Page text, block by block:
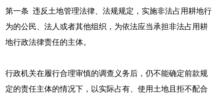
第一条 违反土地管理法律、法规规定，实施非法占用耕地行
为的公民、法人或者其他组织，为依法应当承担非法占用耕
地行政法律责任的主体。
行政机关在履行合理审慎的调查义务后，仍不能确定前款规
定的责任主体的情况下，以实际占有、使用土地且拒不配合